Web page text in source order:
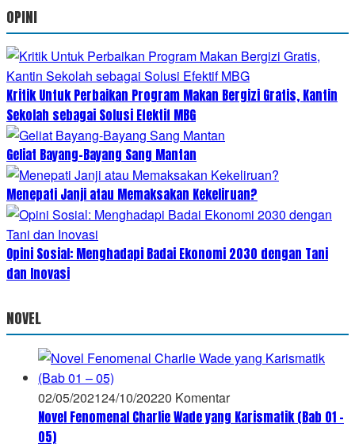
OPINI
Kritik Untuk Perbaikan Program Makan Bergizi Gratis, Kantin
Sekolah sebagai Solusi Efektif MBG
Geliat Bayang-Bayang Sang Mantan
Menepati Janji atau Memaksakan Kekeliruan?
Opini Sosial: Menghadapi Badai Ekonomi 2030 dengan Tani
dan Inovasi
NOVEL
02/05/202124/10/20220 Komentar
Novel Fenomenal Charlie Wade yang Karismatik (Bab 01 –
05)